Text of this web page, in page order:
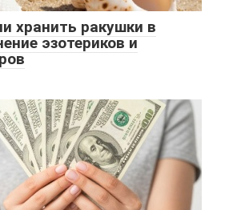
хранить ракушки в
эзотериков и